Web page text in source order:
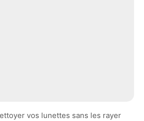
vos lunettes sans les rayer